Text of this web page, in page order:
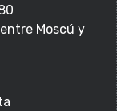
Moscú y